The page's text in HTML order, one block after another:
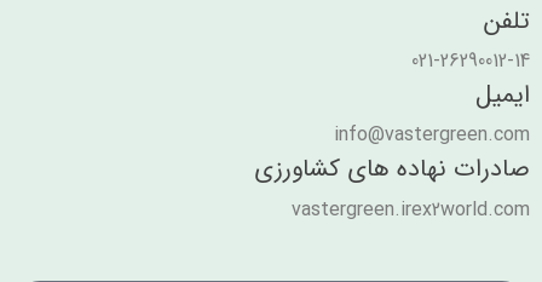
تلفن
021-26290012-14
ایمیل
info@vastergreen.com
صادرات نهاده های کشاورزی
vastergreen.irex2world.com